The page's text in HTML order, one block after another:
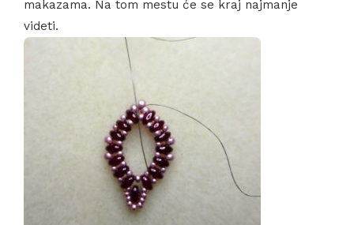
makazama. Na tom mestu će se kraj najmanje
videti.